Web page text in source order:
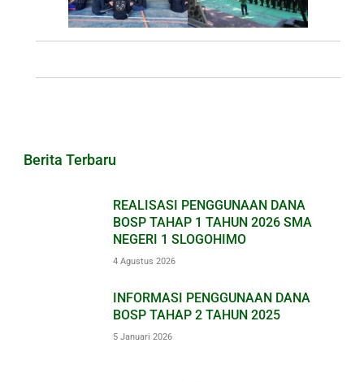
Berita Terbaru
REALISASI PENGGUNAAN DANA
BOSP TAHAP 1 TAHUN 2026 SMA
NEGERI 1 SLOGOHIMO
4 Agustus 2026
INFORMASI PENGGUNAAN DANA
BOSP TAHAP 2 TAHUN 2025
5 Januari 2026